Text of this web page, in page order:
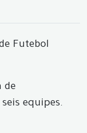
Futebol
de
equipes.